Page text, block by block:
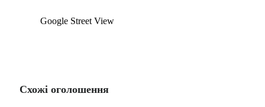
Google Street View
Схожі оголошення